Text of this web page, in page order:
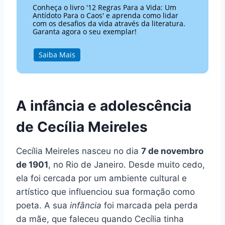
Conheça o livro '12 Regras Para a Vida: Um
Antídoto Para o Caos' e aprenda como lidar
com os desafios da vida através da literatura.
Garanta agora o seu exemplar!
Saiba Mais
A infância e adolescência
de Cecília Meireles
Cecília Meireles nasceu no dia 7 de novembro
de 1901, no Rio de Janeiro. Desde muito cedo,
ela foi cercada por um ambiente cultural e
artístico que influenciou sua formação como
poeta. A sua infância foi marcada pela perda
da mãe, que faleceu quando Cecília tinha